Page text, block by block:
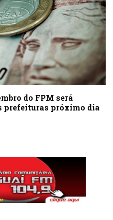
do FPM será
prefeituras próximo dia